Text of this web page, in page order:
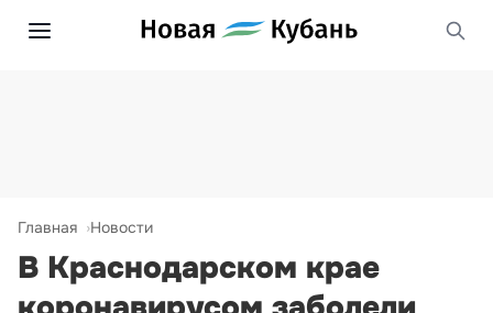
Главная Новости
В Краснодарском крае